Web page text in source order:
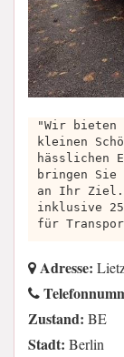
"Wir bieten
kleinen
hässlichen
bringen
an Ihr Ziel.
inklusive
für
Adresse:
Zustand: BE
Stadt: Berlin